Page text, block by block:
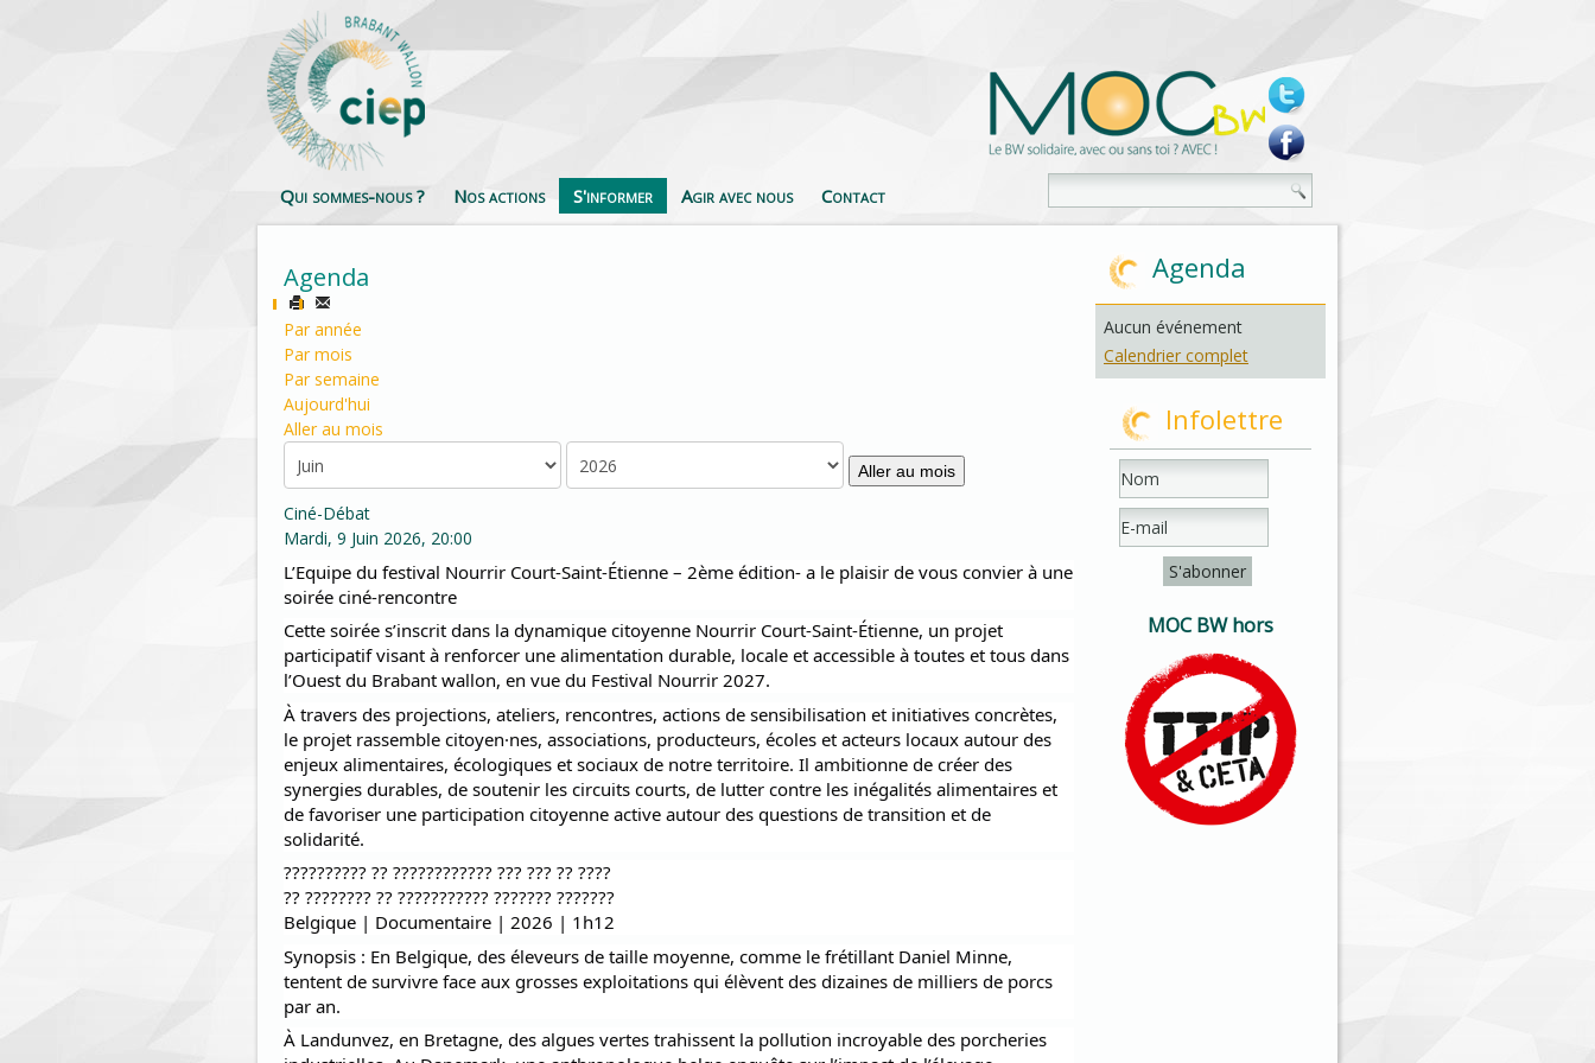
Qui sommes-nous ? Nos actions S'informer Agir avec nous Contact
Agenda
Par année
Par mois
Par semaine
Aujourd'hui
Aller au mois
Aller au mois
Ciné-Débat
Mardi, 9 Juin 2026, 20:00
L’Equipe du festival Nourrir Court-Saint-Étienne – 2ème édition- a le plaisir de vous convier à une
soirée ciné-rencontre
Cette soirée s’inscrit dans la dynamique citoyenne Nourrir Court-Saint-Étienne, un projet
participatif visant à renforcer une alimentation durable, locale et accessible à toutes et tous dans
l’Ouest du Brabant wallon, en vue du Festival Nourrir 2027.
À travers des projections, ateliers, rencontres, actions de sensibilisation et initiatives concrètes,
le projet rassemble citoyen·nes, associations, producteurs, écoles et acteurs locaux autour des
enjeux alimentaires, écologiques et sociaux de notre territoire. Il ambitionne de créer des
synergies durables, de soutenir les circuits courts, de lutter contre les inégalités alimentaires et
de favoriser une participation citoyenne active autour des questions de transition et de
solidarité.
?????????? ?? ???????????? ??? ??? ?? ????
?? ???????? ?? ??????????? ??????? ???????
Belgique | Documentaire | 2026 | 1h12
Synopsis : En Belgique, des éleveurs de taille moyenne, comme le frétillant Daniel Minne,
tentent de survivre face aux grosses exploitations qui élèvent des dizaines de milliers de porcs
par an.
À Landunvez, en Bretagne, des algues vertes trahissent la pollution incroyable des porcheries
Agenda
Aucun événement
Calendrier complet
Infolettre
MOC BW hors